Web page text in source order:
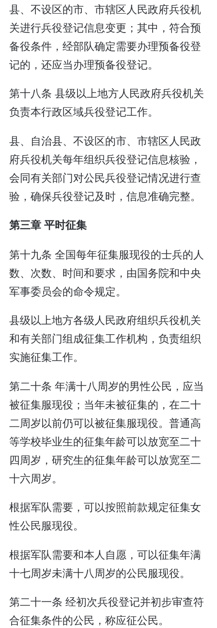
县、不设区的市、市辖区人民政府兵役机
关进行兵役登记信息变更；其中，符合预
备役条件，经部队确定需要办理预备役登
记的，还应当办理预备役登记。
第十八条 县级以上地方人民政府兵役机关
负责本行政区域兵役登记工作。
县、自治县、不设区的市、市辖区人民政
府兵役机关每年组织兵役登记信息核验，
会同有关部门对公民兵役登记情况进行查
验，确保兵役登记及时，信息准确完整。
第三章 平时征集
第十九条 全国每年征集服现役的士兵的人
数、次数、时间和要求，由国务院和中央
军事委员会的命令规定。
县级以上地方各级人民政府组织兵役机关
和有关部门组成征集工作机构，负责组织
实施征集工作。
第二十条 年满十八周岁的男性公民，应当
被征集服现役；当年未被征集的，在二十
二周岁以前仍可以被征集服现役。普通高
等学校毕业生的征集年龄可以放宽至二十
四周岁，研究生的征集年龄可以放宽至二
十六周岁。
根据军队需要，可以按照前款规定征集女
性公民服现役。
根据军队需要和本人自愿，可以征集年满
十七周岁未满十八周岁的公民服现役。
第二十一条 经初次兵役登记并初步审查符
合征集条件的公民，称应征公民。